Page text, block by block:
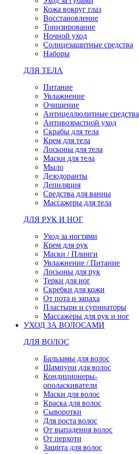
Кожа вокруг глаз
Восстановление
Тонизирование
Ночной уход
Солнцезащитные средства
Наборы
ДЛЯ ТЕЛА
Питание
Увлажнение
Очищение
Антицеллюлитные средства
Антивозрастной уход
Скрабы для тела
Крем для тела
Лосьоны для тела
Маски для тела
Мыло
Дезодоранты
Депиляция
Средства для ванны
Массажеры для тела
ДЛЯ РУК И НОГ
Уход за ногтями
Крем для рук
Маски / Плинги
Увлажнение / Питание
Лосьоны для рук
Терки для ног
Скребки для кожи
От пота и запаха
Пластыри и супинаторы
Массажеры для рук и ног
УХОД ЗА ВОЛОСАМИ
ДЛЯ ВОЛОС
Бальзамы для волос
Шампуни для волос
Кондиционеры-
ополаскиватели
Маски для волос
Краска для волос
Сыворотки
Для роста волос
От выпадения волос
От перхоти
Защита для волос